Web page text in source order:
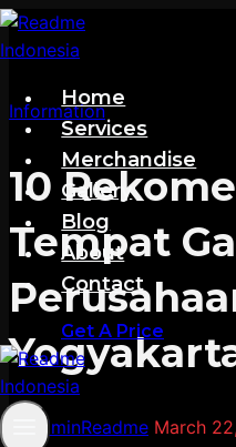
Skip
to
Home
Services
Merchandise
Gallery
Blog
About
Contact
Get A Price
Information
10
Tempat
adminReadme March